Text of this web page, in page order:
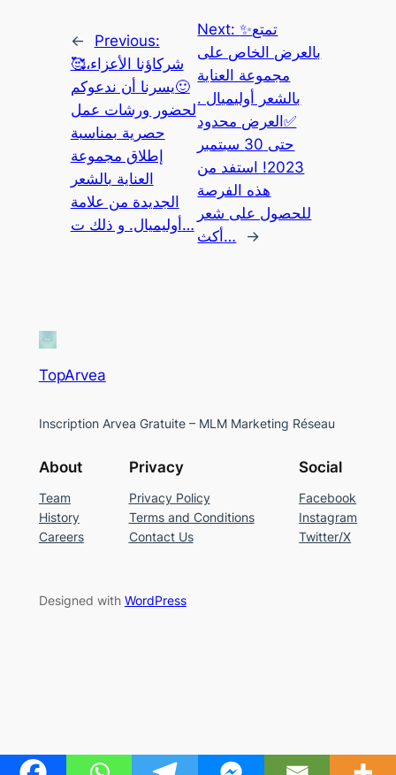
←
Previous:
شركاؤنا الأعزاء،🥰
🙂يسرنا أن ندعوكم
لحضور ورشات عمل
حصرية بمناسبة
إطلاق مجموعة
العناية بالشعر
الجديدة من علامة
أوليميال. و ذلك ت…
Next:✨تمتع
بالعرض الخاص على
مجموعة العناية
بالشعر أوليميال .
✅العرض محدود
حتى 30 سبتمبر
2023! استفد من
هذه الفرصة
للحصول على شعر
أكث…
→
TopArvea
Inscription Arvea Gratuite – MLM Marketing Réseau
About
Team
History
Careers
Privacy
Privacy Policy
Terms and Conditions
Contact Us
Social
Facebook
Instagram
Twitter/X
Designed with WordPress